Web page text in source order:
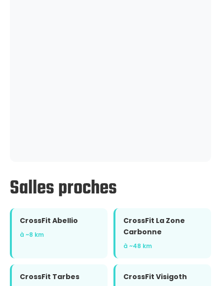
Salles proches
CrossFit Abellio
à ~8 km
CrossFit La Zone
Carbonne
à ~48 km
CrossFit Tarbes CrossFit Visigoth